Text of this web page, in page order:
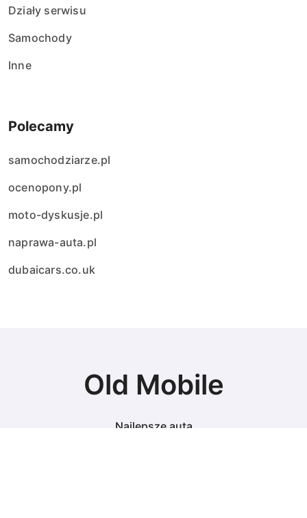
Działy serwisu
Samochody
Inne
Polecamy
samochodziarze.pl
ocenopony.pl
moto-dyskusje.pl
naprawa-auta.pl
dubaicars.co.uk
Old Mobile
Najlepsze auta